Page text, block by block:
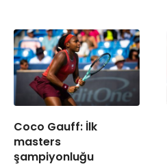
Coco Gauff: İlk
masters
şampiyonluğu